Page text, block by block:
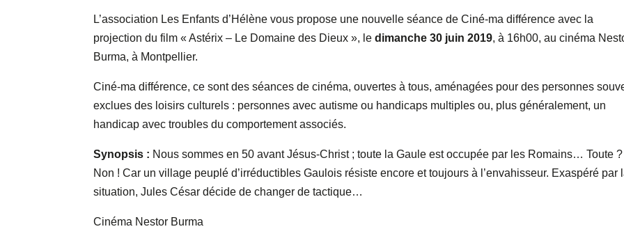
L’association Les Enfants d’Hélène vous propose une nouvelle séance de Ciné-ma différence avec la
projection du film « Astérix – Le Domaine des Dieux », ledimanche 30 juin 2019, à 16h00, au cinéma
Burma, à Montpellier.
Ciné-ma différence, ce sont des séances de cinéma, ouvertes à tous, aménagées pour des personnes
exclues des loisirs culturels : personnes avec autisme ou handicaps multiples ou, plus généralement, un
handicap avec troubles du comportement associés.
Synopsis : Nous sommes en 50 avant Jésus-Christ ; toute la Gaule est occupée par les Romains… Toute ?
Non ! Car un village peuplé d’irréductibles Gaulois résiste encore et toujours à l’envahisseur. Exaspéré par
situation, Jules César décide de changer de tactique…
Cinéma Nestor Burma